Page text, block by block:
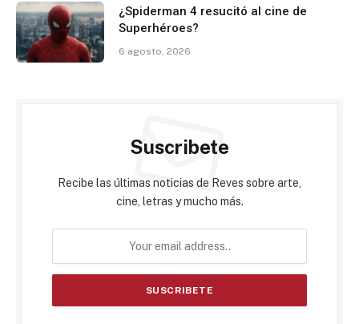
¿Spiderman 4 resucitó al cine de
Superhéroes?
6 agosto, 2026
Suscribete
Recibe las últimas noticias de Reves sobre arte,
cine, letras y mucho más.